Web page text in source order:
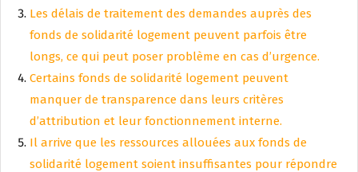
Les délais de traitement des demandes auprès des
fonds de solidarité logement peuvent parfois être
longs, ce qui peut poser problème en cas d’urgence.
Certains fonds de solidarité logement peuvent
manquer de transparence dans leurs critères
d’attribution et leur fonctionnement interne.
Il arrive que les ressources allouées aux fonds de
solidarité logement soient insuffisantes pour répondre